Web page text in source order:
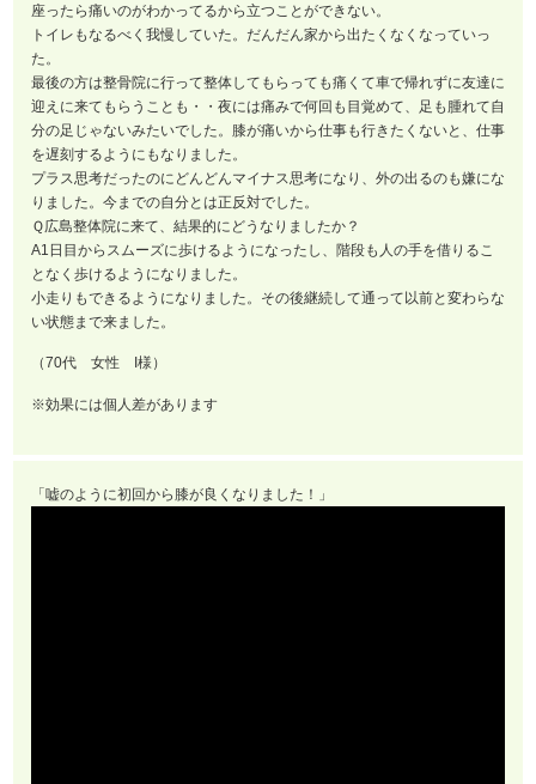
座ったら痛いのがわかってるから立つことができない。
トイレもなるべく我慢していた。だんだん家から出たくなくなっていっ
た。
最後の方は整骨院に行って整体してもらっても痛くて車で帰れずに友達に
迎えに来てもらうことも・・夜には痛みで何回も目覚めて、足も腫れて自
分の足じゃないみたいでした。膝が痛いから仕事も行きたくないと、仕事
を遅刻するようにもなりました。
プラス思考だったのにどんどんマイナス思考になり、外の出るのも嫌にな
りました。今までの自分とは正反対でした。
Ｑ広島整体院に来て、結果的にどうなりましたか？
A1日目からスムーズに歩けるようになったし、階段も人の手を借りるこ
となく歩けるようになりました。
小走りもできるようになりました。その後継続して通って以前と変わらな
い状態まで来ました。
（70代 女性 I様）
※効果には個人差があります
「嘘のように初回から膝が良くなりました！」